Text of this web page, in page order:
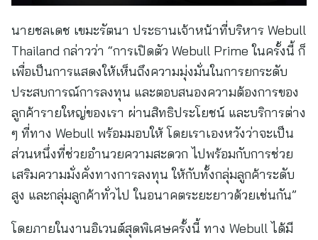
นายชลเดช เขมะรัตนา ประธานเจ้าหน้าที่บริหาร Webull
Thailand กล่าวว่า “การเปิดตัว Webull Prime ในครั้งนี้ ก็
เพื่อเป็นการแสดงให้เห็นถึงความมุ่งมั่นในการยกระดับ
ประสบการณ์การลงทุน และตอบสนองความต้องการของ
ลูกค้ารายใหญ่ของเรา ผ่านสิทธิประโยชน์ และบริการต่าง
ๆ ที่ทาง Webull พร้อมมอบให้ โดยเราเองหวังว่าจะเป็น
ส่วนหนึ่งที่ช่วยอำนวยความสะดวก ไปพร้อมกับการช่วย
เสริมความมั่งคั่งทางการลงทุน ให้กับทั้งกลุ่มลูกค้าระดับ
สูง และกลุ่มลูกค้าทั่วไป ในอนาคตระยะยาวด้วยเช่นกัน”
โดยภายในงานอิเวนต์สุดพิเศษครั้งนี้ ทาง Webull ได้มี